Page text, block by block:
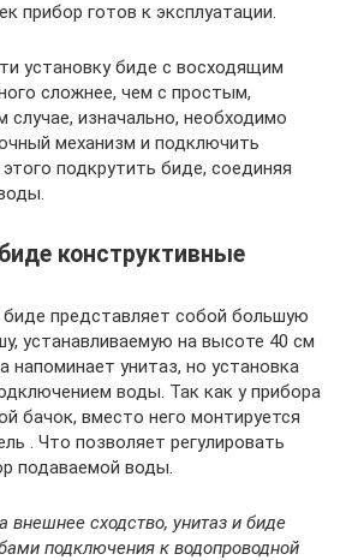
прибор готов к эксплуатации.
установку биде с восходящим
сложнее, чем с простым,
случае, изначально, необходимо
механизм и подключить
подкрутить биде, соединяя
конструктивные
представляет собой большую
устанавливаемую на высоте 40 см
напоминает унитаз, но установка
воды. Так как у прибора
бачок, вместо него монтируется
. Что позволяет регулировать
подаваемой воды.
внешнее сходство, унитаз и биде
подключения к водопроводной